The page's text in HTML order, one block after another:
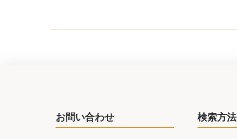
お問い合わせ 検索方法